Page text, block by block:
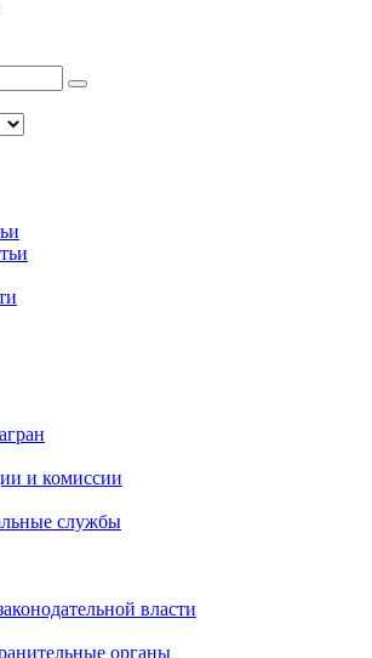
и комиссии
службы
власти
органы